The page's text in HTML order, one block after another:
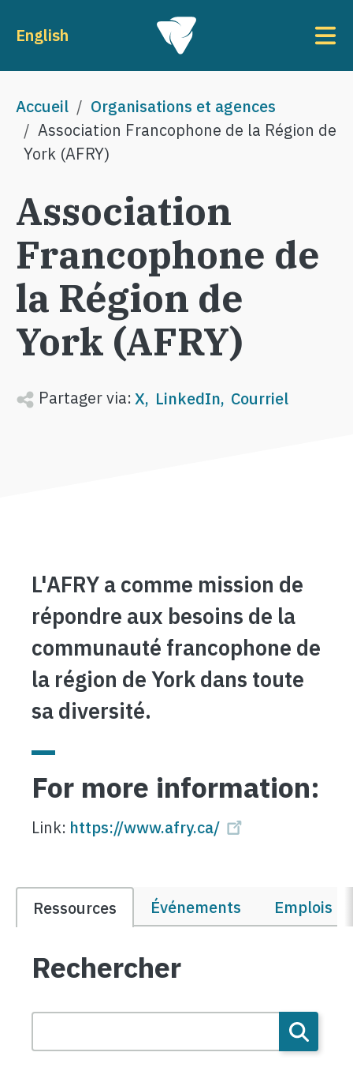
English
Fil d'Ariane
Accueil
Organisations et agences
Association Francophone de la Région de
York (AFRY)
Association
Francophone de
la Région de
York (AFRY)
Partager via:X LinkedIn Courriel
L'AFRY a comme mission de
répondre aux besoins de la
communauté francophone de
la région de York dans toute
sa diversité.
For more information:
Link: https://www.afry.ca/
Ressources Événements Emplois
Rechercher